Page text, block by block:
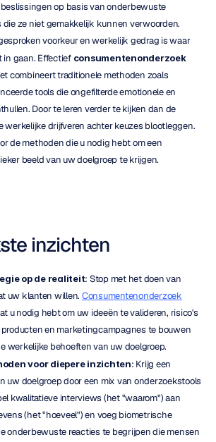
op basis van onderbewuste
die ze niet gemakkelijk kunnen verwoorden.
voorkeur en werkelijk gedrag is waar
in gaan. Effectief consumentenonderzoek
combineert traditionele methoden zoals
tools die ongefilterde emotionele en
Door te leren verder te kijken dan de
werkelijke drijfveren achter keuzes blootleggen.
de methoden die u nodig hebt om een
beeld van uw doelgroep te krijgen.
inzichten
op de realiteit: Stop met het doen van
uw klanten willen. Consumentenonderzoek
u nodig hebt om uw ideeën te valideren, risico's
en marketingcampagnes te bouwen
werkelijke behoeften van uw doelgroep.
voor diepere inzichten: Krijg een
uw doelgroep door een mix van onderzoekstools
kwalitatieve interviews (het "waarom") aan
(het "hoeveel") en voeg biometrische
onderbewuste reacties te begrijpen die mensen